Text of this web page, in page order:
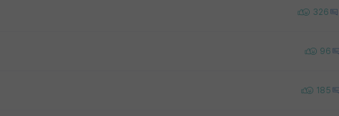
326
96
185